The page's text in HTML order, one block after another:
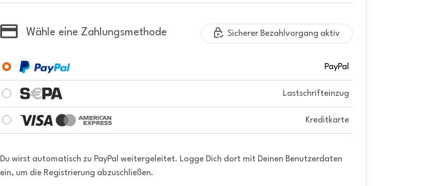
Wähle eine Zahlungsmethode Sicherer Bezahlvorgang aktiv
PayPal
Lastschrifteinzug
Kreditkarte
Du wirst automatisch zu PayPal weitergeleitet. Logge Dich dort mit Deinen Benutzerdaten
ein, um die Registrierung abzuschließen.